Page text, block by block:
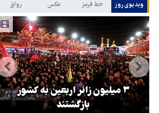
ویدیوی روز خط قرمز عکس رواق
۳ میلیون زائر اربعین به کشور
بازگشتند